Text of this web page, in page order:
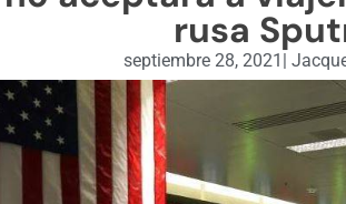
rusa
septiembre 28, 2021